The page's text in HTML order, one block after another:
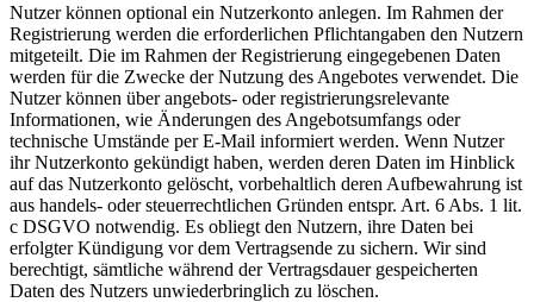
Nutzer können optional ein Nutzerkonto anlegen. Im Rahmen der
Registrierung werden die erforderlichen Pflichtangaben den Nutzern
mitgeteilt. Die im Rahmen der Registrierung eingegebenen Daten
werden für die Zwecke der Nutzung des Angebotes verwendet. Die
Nutzer können über angebots- oder registrierungsrelevante
Informationen, wie Änderungen des Angebotsumfangs oder
technische Umstände per E-Mail informiert werden. Wenn Nutzer
ihr Nutzerkonto gekündigt haben, werden deren Daten im Hinblick
auf das Nutzerkonto gelöscht, vorbehaltlich deren Aufbewahrung ist
aus handels- oder steuerrechtlichen Gründen entspr. Art. 6 Abs. 1 lit.
c DSGVO notwendig. Es obliegt den Nutzern, ihre Daten bei
erfolgter Kündigung vor dem Vertragsende zu sichern. Wir sind
berechtigt, sämtliche während der Vertragsdauer gespeicherten
Daten des Nutzers unwiederbringlich zu löschen.